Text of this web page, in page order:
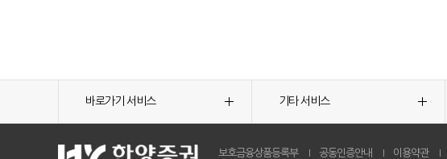
바로가기 서비스 기타 서비스
보호금융상품등록부 공동인증안내 이용약관